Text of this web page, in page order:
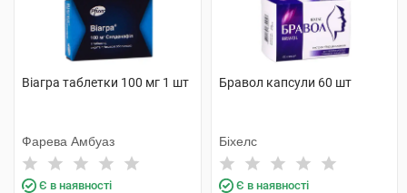
Віагра таблетки 100 мг 1 шт
Фарева Амбуаз
Є в наявності
Бравол капсули 60 шт
Біхелс
Є в наявності